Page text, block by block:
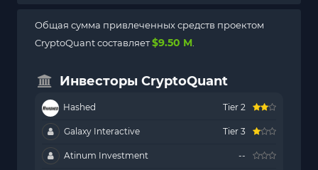
Общая сумма привлеченных средств проектом
CryptoQuant составляет$9.50 M.
Инвесторы CryptoQuant
Hashed Tier 2
Galaxy Interactive Tier 3
Atinum Investment --